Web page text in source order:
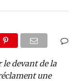
le devant de la
une